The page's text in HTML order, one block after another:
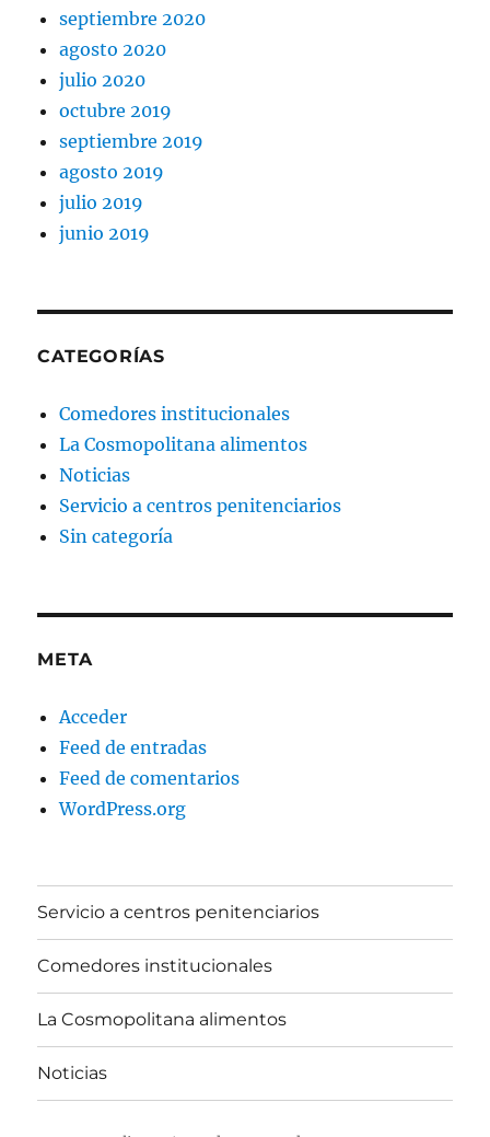
septiembre 2020
agosto 2020
julio 2020
octubre 2019
septiembre 2019
agosto 2019
julio 2019
junio 2019
CATEGORÍAS
Comedores institucionales
La Cosmopolitana alimentos
Noticias
Servicio a centros penitenciarios
Sin categoría
META
Acceder
Feed de entradas
Feed de comentarios
WordPress.org
Servicio a centros penitenciarios
Comedores institucionales
La Cosmopolitana alimentos
Noticias